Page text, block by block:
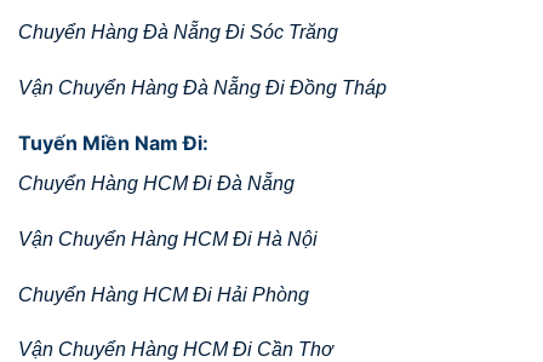
Chuyển Hàng Đà Nẵng Đi Sóc Trăng
Vận Chuyển Hàng Đà Nẵng Đi Đồng Tháp
Tuyến Miền Nam Đi:
Chuyển Hàng HCM Đi Đà Nẵng
Vận Chuyển Hàng HCM Đi Hà Nội
Chuyển Hàng HCM Đi Hải Phòng
Vận Chuyển Hàng HCM Đi Cần Thơ